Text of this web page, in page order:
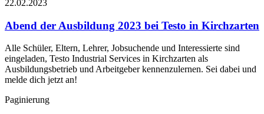
22.02.2023
Abend der Ausbildung 2023 bei Testo in Kirchzarten
Alle Schüler, Eltern, Lehrer, Jobsuchende und Interessierte sind
eingeladen, Testo Industrial Services in Kirchzarten als
Ausbildungsbetrieb und Arbeitgeber kennenzulernen. Sei dabei und
melde dich jetzt an!
Paginierung